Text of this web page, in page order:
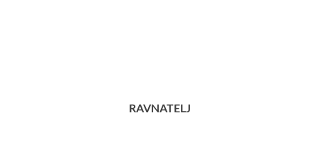
RAVNATELJ